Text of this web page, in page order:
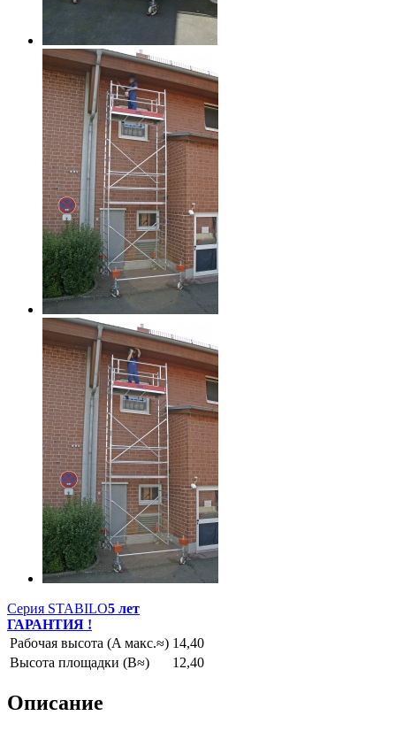
Серия STABILO5 лет
ГАРАНТИЯ !
Рабочая высота (A макс.≈) 14,40
Высота площадки (B≈)
12,40
Описание